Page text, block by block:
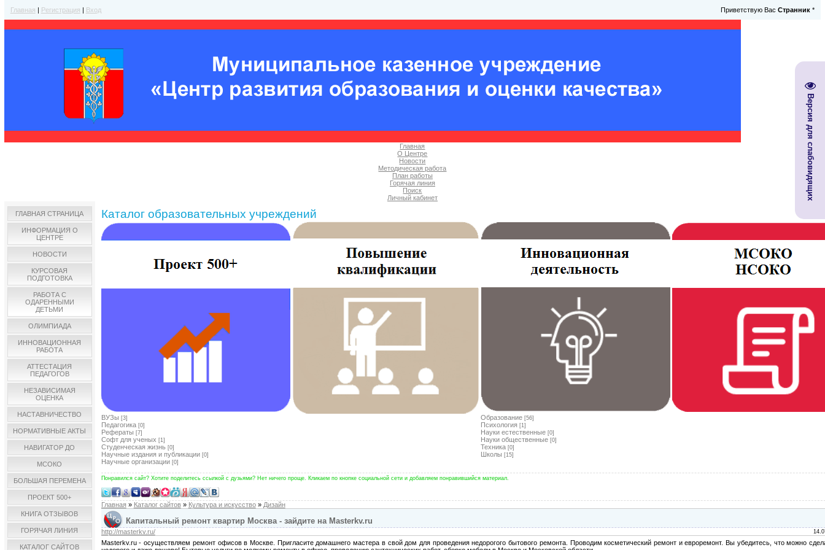
Версия для слабовидящих
Главная | Регистрация | Вход Приветствую Вас Странник *
Главная
О Центре
Новости
Методическая работа
План работы
Горячая линия
Поиск
Личный кабинет
ГЛАВНАЯ СТРАНИЦА
ИНФОРМАЦИЯ О
ЦЕНТРЕ
НОВОСТИ
КУРСОВАЯ
ПОДГОТОВКА
РАБОТА С
ОДАРЕННЫМИ
ДЕТЬМИ
ОЛИМПИАДА
ИННОВАЦИОННАЯ
РАБОТА
АТТЕСТАЦИЯ
ПЕДАГОГОВ
НЕЗАВИСИМАЯ
ОЦЕНКА
НАСТАВНИЧЕСТВО
НОРМАТИВНЫЕ АКТЫ
НАВИГАТОР ДО
МСОКО
БОЛЬШАЯ ПЕРЕМЕНА
ПРОЕКТ 500+
КНИГА ОТЗЫВОВ
ГОРЯЧАЯ ЛИНИЯ
КАТАЛОГ САЙТОВ
Каталог образовательных учреждений
ВУЗы [3] Образование [56]
Педагогика [0] Психология [1]
Рефераты [7] Науки естественные [0]
Софт для ученых [1] Науки общественные [0]
Студенческая жизнь [0] Техника [0]
Научные издания и публикации [0] Школы [15]
Научные организации [0]
Понравился сайт? Хотите поделитесь ссылкой с дузьями? Нет ничего проще. Кликаем по кнопке социальной сети и добавляем понравившийся материал.
Главная » Каталог сайтов» Культура и искусство» Дизайн
Капитальный ремонт квартир Москва - зайдите на Masterkv.ru
http://masterkv.ru/
Masterkv.ru - осуществляем ремонт офисов в Москве. Пригласите домашнего мастера в свой дом для проведения недорогого бытового ремонта. Проводим косметический ремонт и евроремонт. Вы убедитесь, что можно